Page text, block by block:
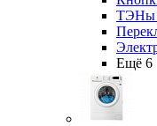
ТЭНы
Ещё 6